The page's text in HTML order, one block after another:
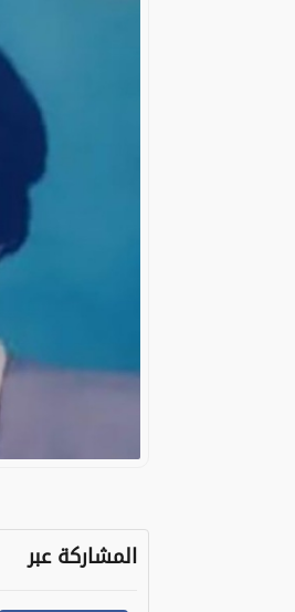
المشاركة عبر